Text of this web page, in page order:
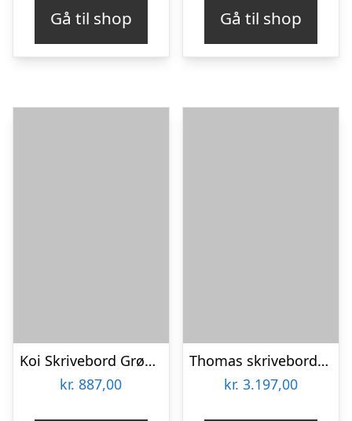
Gå til shop Gå til shop
Koi Skrivebord Grøn/Grå
kr. 887,00
Thomas skrivebord med 3 skuffer og et cool udtryk
kr. 3.197,00